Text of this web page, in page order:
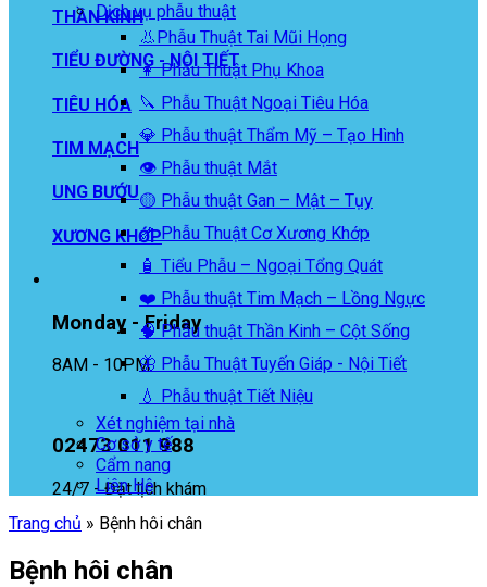
THẦN KINH
TIỂU ĐƯỜNG - NỘI TIẾT
TIÊU HÓA
TIM MẠCH
UNG BƯỚU
XƯƠNG KHỚP
Monday - Friday
8AM - 10PM
02473 011 988
24/7 - Đặt lịch khám
Dịch vụ phẫu thuật
👃Phẫu Thuật Tai Mũi Họng
👩 Phẫu Thuật Phụ Khoa
🔪 Phẫu Thuật Ngoại Tiêu Hóa
💎 Phẫu thuật Thẩm Mỹ – Tạo Hình
👁️ Phẫu thuật Mắt
🟡 Phẫu thuật Gan – Mật – Tụy
🦴 Phẫu Thuật Cơ Xương Khớp
🧴 Tiểu Phẫu – Ngoại Tổng Quát
❤️ Phẫu thuật Tim Mạch – Lồng Ngực
🧠 Phẫu thuật Thần Kinh – Cột Sống
🦋 Phẫu Thuật Tuyến Giáp - Nội Tiết
💧 Phẫu thuật Tiết Niệu
Xét nghiệm tại nhà
Cơ sở y tế
Cẩm nang
Liên Hệ
Trang chủ » Bệnh hôi chân
Bệnh hôi chân